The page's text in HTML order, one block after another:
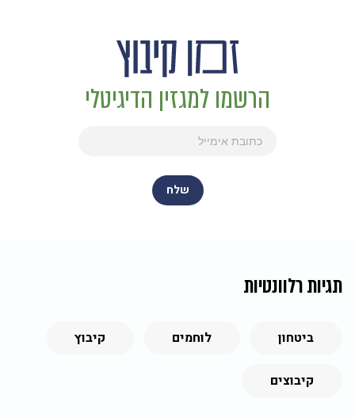
הרשמו למגזין הדיגיטלי
תגיות רלוונטיות
ביטחון לוחמים קיבוץ
קיבוצים